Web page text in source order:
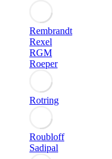
Rembrandt
Rexel
RGM
Roeper
Rotring
Roubloff
Sadipal